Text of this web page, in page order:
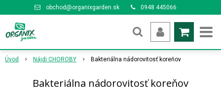
obchod@organixgarden.sk 0948 445066
Úvod Nájdi CHOROBY Bakteriálna nádorovitosť koreňov
Bakteriálna nádorovitosť koreňov